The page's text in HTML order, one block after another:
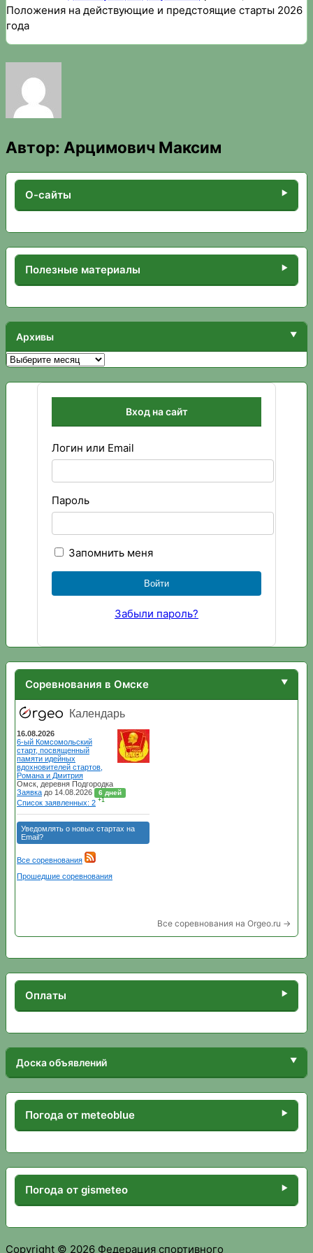
Положения на действующие и предстоящие старты 2026
года
Автор: Арцимович Максим
О-сайты
Полезные материалы
Архивы
Архивы
Вход на сайт
Логин или Email
Пароль
Запомнить меня
Забыли пароль?
Соревнования в Омске
Все соревнования на Orgeo.ru →
Оплаты
Доска объявлений
Погода от meteoblue
Погода от gismeteo
Copyright © 2026 Федерация спортивного